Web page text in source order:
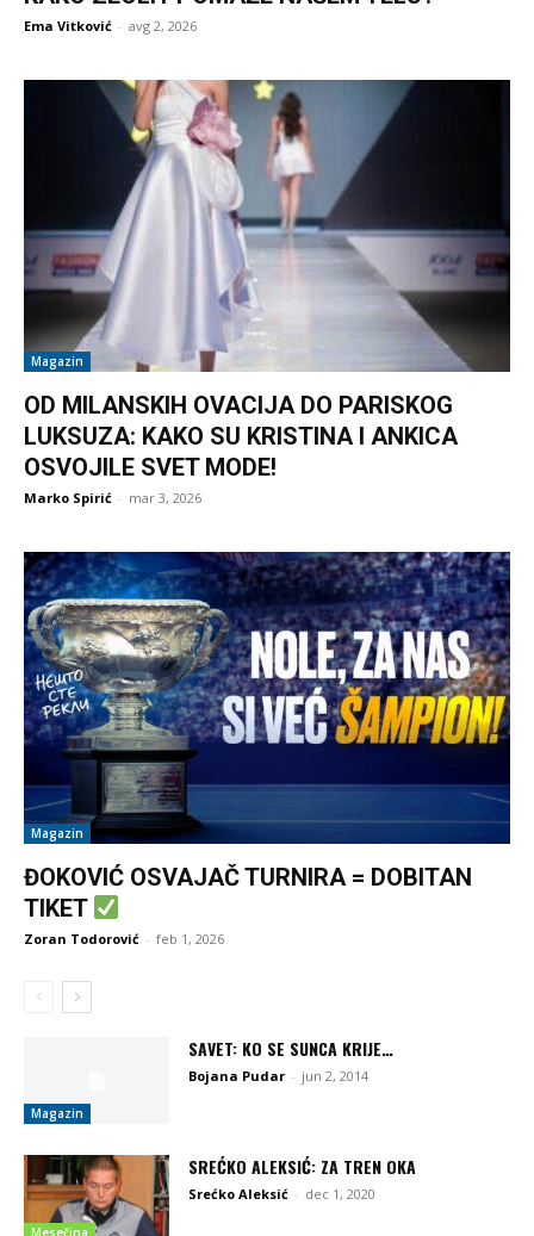
Ema Vitković - avg 2, 2026
Magazin
OD MILANSKIH OVACIJA DO PARISKOG
LUKSUZA: KAKO SU KRISTINA I ANKICA
OSVOJILE SVET MODE!
Marko Spirić - mar 3, 2026
Magazin
ĐOKOVIĆ OSVAJAČ TURNIRA = DOBITAN
TIKET
Zoran Todorović - feb 1, 2026
Magazin
SAVET: KO SE SUNCA KRIJE…
Bojana Pudar - jun 2, 2014
Mesečina
SREĆKO ALEKSIĆ: ZA TREN OKA
Srećko Aleksić - dec 1, 2020